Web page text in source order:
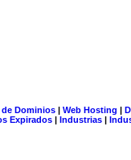
Dominios| Web Hosting |
Expirados | Industrias |